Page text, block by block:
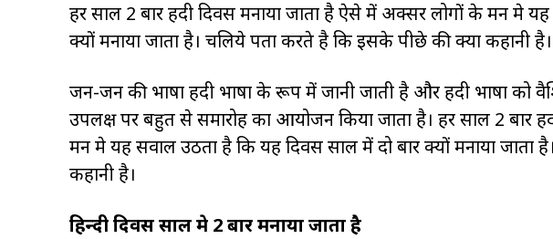
हर साल 2 बार हिंदी दिवस मनाया जाता है ऐसे में अक्सर लोगों के मन मे
क्यों मनाया जाता है। चलिये पता करते है कि इसके पीछे की क्या कहानी है।
जन-जन की भाषा हिंदी भाषा के रूप में जानी जाती है और हिंदी भाषा को
उपलक्ष पर बहुत से समारोह का आयोजन किया जाता है। हर साल 2 बार
मन मे यह सवाल उठता है कि यह दिवस साल में दो बार क्यों मनाया
कहानी है।
हिन्दी दिवस साल मे 2 बार मनाया जाता है